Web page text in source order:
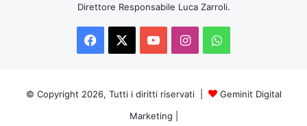
Direttore Responsabile Luca Zarroli.
Facebook
You InstagramWhatsApp
© Copyright 2026, Tutti i diritti riservati |
Geminit Digital
Marketing